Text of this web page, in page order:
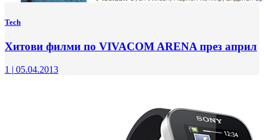
Tech
Хитови филми по VIVACOM ARENA през април
1 | 05.04.2013